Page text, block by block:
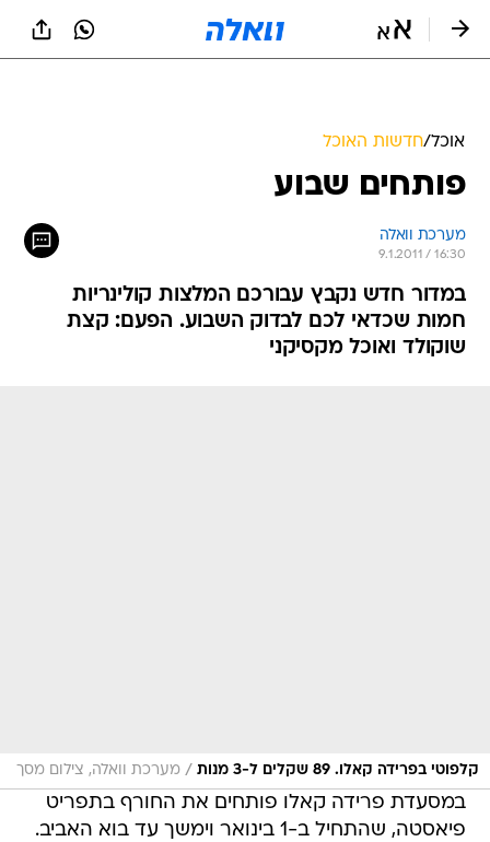
אוכל/חדשות האוכל
פותחים שבוע
מערכת וואלה
9.1.2011 / 16:30
במדור חדש נקבץ עבורכם המלצות קולינריות
חמות שכדאי לכם לבדוק השבוע. הפעם: קצת
שוקולד ואוכל מקסיקני
קלפוטי בפרידה קאלו. 89 שקלים ל-3 מנות / מערכת וואלה, צילום מסך
במסעדת פרידה קאלו פותחים את החורף בתפריט
פיאסטה, שהתחיל ב-1 בינואר וימשך עד בוא האביב.